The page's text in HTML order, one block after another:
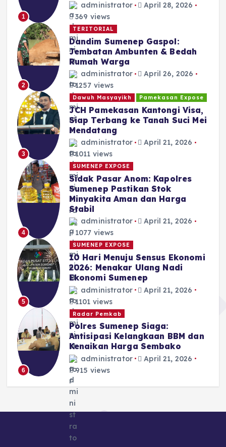
1
administrator
April 28, 2026
369 views
2
TERITORIAL
Dandim Sumenep Gaspol:
Jembatan Ambunten & Bedah
Rumah Warga
administrator
April 26, 2026
1257 views
3
Dawuh Masyayikh Pamekasan Expose
JCH Pamekasan Kantongi Visa,
Siap Terbang ke Tanah Suci Mei
Mendatang
administrator
April 21, 2026
1011 views
4
SUMENEP EXPOSE
Sidak Pasar Anom: Kapolres
Sumenep Pastikan Stok
Minyakita Aman dan Harga
Stabil
administrator
April 21, 2026
1077 views
5
SUMENEP EXPOSE
10 Hari Menuju Sensus Ekonomi
2026: Menakar Ulang Nadi
Ekonomi Sumenep
administrator
April 21, 2026
1101 views
6
Radar Pemkab
Polres Sumenep Siaga:
Antisipasi Kelangkaan BBM dan
Kenaikan Harga Sembako
administrator
April 21, 2026
915 views